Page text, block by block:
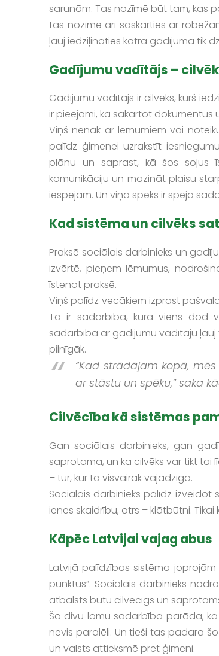
sarunām. Tas nozīmē būt tam, kas
tas nozīmē arī saskarties ar
ļauj iedziļināties katrā gadījumā tik
Gadījumu vadītājs –
Gadījumu vadītājs ir cilvēks, kurš
ir pieejami, kā sakārtot
Viņš nenāk ar lēmumiem vai
palīdz ģimenei uzrakstīt
plānu un saprast, kā šos soļus
komunikāciju un mazināt plaisu
iespējām. Un viņa spēks ir spēja
Kad sistēma un cilvēks
Praksē sociālais darbinieks un
izvērtē, pieņem lēmumus,
īstenot praksē.
Viņš palīdz vecākiem izprast
Tā ir sadarbība, kurā viens dod
sadarbība ar gadījumu vadītāju ļauj
pilnīgāk.
“Kad strādājam kopā,
ar stāstu un spēku,” saka
Cilvēcība kā sistēmas
Gan sociālais darbinieks, gan
saprotama, un ka cilvēks var tikt tai
– tur, kur tā visvairāk vajadzīga.
Sociālais darbinieks palīdz
ienes skaidrību, otrs – klātbūtni.
Kāpēc Latvijai vajag abus
Latvijā palīdzības sistēma
punktus”. Sociālais darbinieks
atbalsts būtu cilvēcīgs un
Šo divu lomu sadarbība parāda,
nevis paralēli. Un tieši tas padara
un valsts attieksmē pret ģimeni.